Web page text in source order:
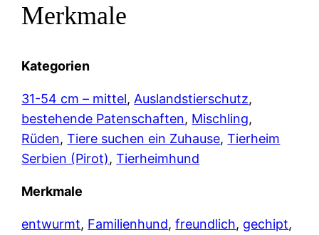
Merkmale
Kategorien
31-54 cm – mittel, Auslandstierschutz
bestehende Patenschaften, Mischling
Rüden, Tiere suchen ein Zuhause, Tierheim
Serbien (Pirot), Tierheimhund
Merkmale
entwurmt, Familienhund, freundlich, gechipt